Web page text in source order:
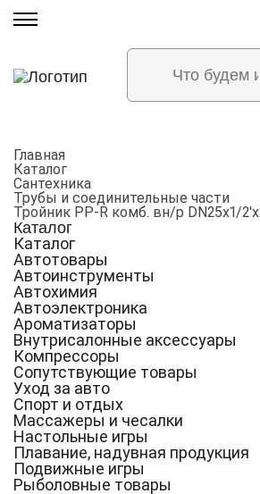
Главная
Каталог
Сантехника
Трубы и соединительные части
Тройник PP-R комб. вн/р DN25х1/
Каталог
Каталог
Автотовары
Автоинструменты
Автохимия
Автоэлектроника
Ароматизаторы
Внутрисалонные аксессуары
Компрессоры
Сопутствующие товары
Уход за авто
Спорт и отдых
Массажеры и чесалки
Настольные игры
Плавание, надувная продукция
Подвижные игры
Рыболовные товары